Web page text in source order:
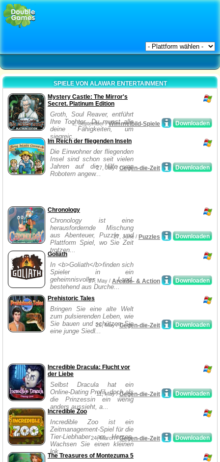
SPIELE VON ALAWAR ENTERTAINMENT
Mystery Castle: The Mirror's
Secret. Platinum Edition
Groth, Soul Reaver, entführt
Ihre Tochter. Du musst alle
deine Fähigkeiten, um
siegreic...
Downloaden
2, September /Wimmelbild-Spiele
Im Reich der fliegenden Inseln
Die Einwohner der fliegenden
Insel sind schon seit vielen
Jahren auf die Hilfe von
Robotern angew...
Downloaden
27, July / Gegen-die-Zeit
Chronology
Chronology ist eine
herausfordernde Mischung
aus Abenteuer, Puzzle und
Plattform Spiel, wo Sie Zeit
trotzen...
Downloaden
27, June / Puzzles
Goliath
In <b>Goliath</b>finden sich
Spieler in ein
geheimnisvolles Land,
bestehend aus Durche...
Downloaden
27, May / Arcade- & Action
Prehistoric Tales
Bringen Sie eine alte Welt
zum pulsierenden Leben, wie
Sie bauen und schützen Sie
eine junge Siedl...
Downloaden
26, May /Gegen-die-Zeit
Incredible Dracula: Flucht vor
der Liebe
Selbst Dracula hat ein
Online-Dating Profil, doch als
die Prinzessin ein wenig
anders aussieht, a...
Downloaden
11, May /Gegen-die-Zeit
Incredible Zoo
Incredible Zoo ist ein
Zeitmanagement-Spiel für die
Tier-Liebhaber am Herzen.
Wachsen Sie einen kleinen
lok...
Downloaden
24, March /Gegen-die-Zeit
The Treasures of Montezuma 5